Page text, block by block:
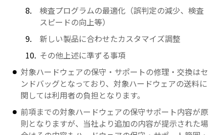
検査プログラムの最適化（誤判定の減少、検査
スピードの向上等）
新しい製品に合わせたカスタマイズ調整
その他上述に準ずる事項
対象ハードウェアの保守・サポートの修理・交換はセ
ンドバッグとなっており、対象ハードウェアの送料に
関しては利用者の負担となります。
前項までの対象ハードウェアの保守サポート内容が原
則となりますが、当社より追加の内容が提示された場